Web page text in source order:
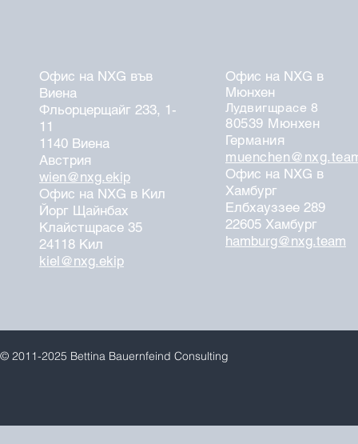
Офис на NXG във
Виена
Фльорцерщайг 233, 1-
11
1140 Виена
Австрия
wien@nxg.ekip
Офис на NXG в Кил
Йорг Щайнбах
Клайстщрасе 35
24118 Кил
kiel@nxg.ekip
Офис на NXG в
Мюнхен
Лудвигщрасе 8
80539 Мюнхен
Германия
Офис на NXG в
Хамбург
Елбхауззее 289
22605 Хамбург
hamburg@nxg.team
© 2011-2025 Bettina Bauernfeind Consulting